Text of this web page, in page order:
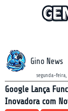
Gino News
segunda-feira,
Google Lança
Inovadora com